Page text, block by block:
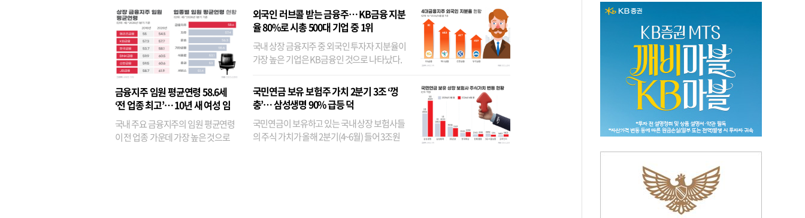
금융지주 임원 평균연령 58.6세
‘전 업종 최고’… 10년 새 여성 임
원은 14배 껑충
국내 주요 금융지주의 임원 평균연령
이 전 업종 가운데 가장 높은 것으로
외국인 러브콜 받는 금융주… KB금융 지분
율 80%로 시총 500대 기업 중 1위
국내 상장 금융지주 중 외국인 투자자 지분율이
가장 높은 기업은 KB금융인 것으로 나타났다.
융이었다. 특히 KB금융은 지난달 말 기준 해외
기관투자자 지분율이...
국민연금 보유 보험주 가치 2분기 3조 ‘껑
충’… 삼성생명 90% 급등 덕
국민연금이 보유하고 있는 국내 상장 보험사들
의 주식 가치가 올해 2분기(4~6월) 들어 3조원